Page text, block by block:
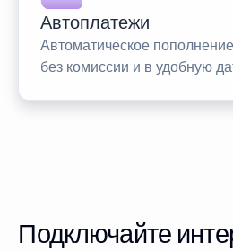
Автоплатежи
Автоматическое
без комиссии и в удобную
Подключайте